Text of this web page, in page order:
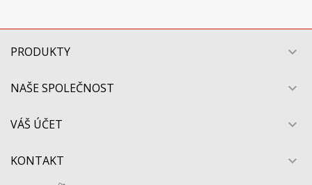
PRODUKTY 
NAŠE SPOLEČNOST 
VÁŠ ÚČET 
KONTAKT 